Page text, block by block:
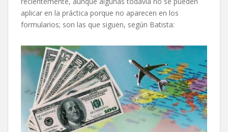
aplicar en la práctica porque no aparecen en los
formularios; son las que siguen, según Batista: